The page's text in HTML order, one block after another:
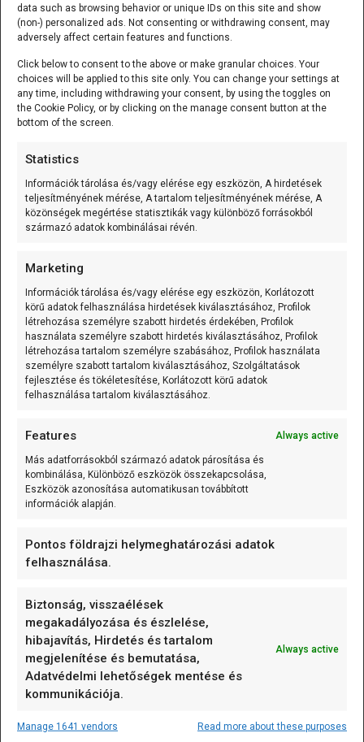
data such as browsing behavior or unique IDs on this site and show
(non-) personalized ads. Not consenting or withdrawing consent, may
adversely affect certain features and functions.
Click below to consent to the above or make granular choices. Your
choices will be applied to this site only. You can change your settings at
any time, including withdrawing your consent, by using the toggles on
the Cookie Policy, or by clicking on the manage consent button at the
bottom of the screen.
Statistics
Információk tárolása és/vagy elérése egy eszközön, A hirdetések
teljesítményének mérése, A tartalom teljesítményének mérése, A
közönségek megértése statisztikák vagy különböző forrásokból
származó adatok kombinálásai révén.
Marketing
Információk tárolása és/vagy elérése egy eszközön, Korlátozott
körű adatok felhasználása hirdetések kiválasztásához, Profilok
létrehozása személyre szabott hirdetés érdekében, Profilok
használata személyre szabott hirdetés kiválasztásához, Profilok
létrehozása tartalom személyre szabásához, Profilok használata
személyre szabott tartalom kiválasztásához, Szolgáltatások
fejlesztése és tökéletesítése, Korlátozott körű adatok
felhasználása tartalom kiválasztásához.
Features Always active
Más adatforrásokból származó adatok párosítása és
kombinálása, Különböző eszközök összekapcsolása,
Eszközök azonosítása automatikusan továbbított
információk alapján.
Pontos földrajzi helymeghatározási adatok
felhasználása.
Biztonság, visszaélések
megakadályozása és észlelése,
hibajavítás, Hirdetés és tartalom
megjelenítése és bemutatása,
Adatvédelmi lehetőségek mentése és
kommunikációja.
Always active
Manage 1641 vendors Read more about these purposes
írható) olyan passzív RFID[...]
Mozgásérzékelős MP3 lejátszó (Waytronic - WT-M12)
A Mozgásérzékelős MP3 lejátszó
(Waytronic - WT-M12) önálló,
K-típusú szerelt hőmérő (0…600 °C) 3m
A K-típusú szerelt hőmérő (0...600C;
K-típusú szerelt hőmérő (0…600 °C) 1m
A K-típusú szerelt hőmérő (0...600C;
variálható kábelhossz) olyan mérőelem,
amely[...]
variálható kábelhossz) olyan mérőelem,
amely[...]
Vegyes/Mixed
írható) olyan passzív RFID
CÍMKÉK
alappanel Arduino
Arduino nap